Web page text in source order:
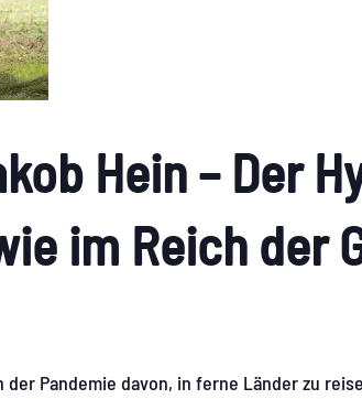
Hein – Der
im Reich der
Pandemie davon, in ferne Länder zu